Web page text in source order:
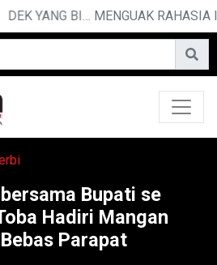
10 CERITA LUCU PENDEK YANG BIKIN NGAKAK
Bupati se
Hadiri Mangan
Parapat